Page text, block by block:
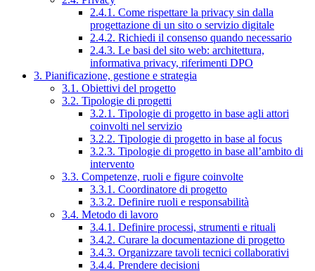
2.4.1. Come rispettare la privacy sin dalla
progettazione di un sito o servizio digitale
2.4.2. Richiedi il consenso quando necessario
2.4.3. Le basi del sito web: architettura,
informativa privacy, riferimenti DPO
3. Pianificazione, gestione e strategia
3.1. Obiettivi del progetto
3.2. Tipologie di progetti
3.2.1. Tipologie di progetto in base agli attori
coinvolti nel servizio
3.2.2. Tipologie di progetto in base al focus
3.2.3. Tipologie di progetto in base all’ambito di
intervento
3.3. Competenze, ruoli e figure coinvolte
3.3.1. Coordinatore di progetto
3.3.2. Definire ruoli e responsabilità
3.4. Metodo di lavoro
3.4.1. Definire processi, strumenti e rituali
3.4.2. Curare la documentazione di progetto
3.4.3. Organizzare tavoli tecnici collaborativi
3.4.4. Prendere decisioni